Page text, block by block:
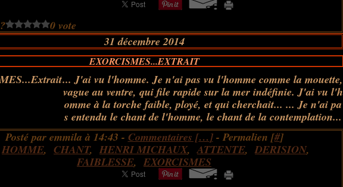
0 vote
31 décembre 2014
EXORCISMES...EXTRAIT
... J'ai vu l'homme. Je n'ai pas vu l'homme comme la mouette,
vague au ventre, qui file rapide sur la mer indéfinie. J'ai vu l'h
omme à la torche faible, ployé, et qui cherchait... ... Je n'ai pa
s entendu le chant de l'homme, le chant de la contemplation...
Posté par emmila à 14:43 - Commentaires […]- Permalien [#]
HOMME, CHANT, HENRI MICHAUX,ATTENTE,DERISION,
FAIBLESSE, EXORCISMES